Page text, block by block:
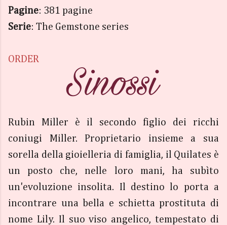
Pagine: 381 pagine
Serie: The Gemstone series
ORDER
Rubin Miller è il secondo figlio dei ricchi
coniugi Miller. Proprietario insieme a sua
sorella della gioielleria di famiglia, il Quilates è
un posto che, nelle loro mani, ha subìto
un'evoluzione insolita. Il destino lo porta a
incontrare una bella e schietta prostituta di
nome Lily. Il suo viso angelico, tempestato di